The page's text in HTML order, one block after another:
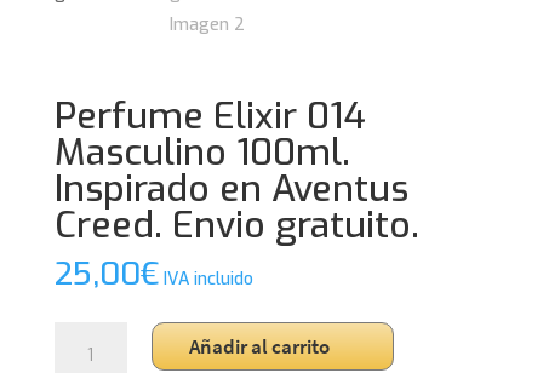
Perfume Elixir 014
Masculino 100ml.
Inspirado en Aventus
Creed. Envio gratuito.
25,00€ IVA incluido
Añadir al carrito